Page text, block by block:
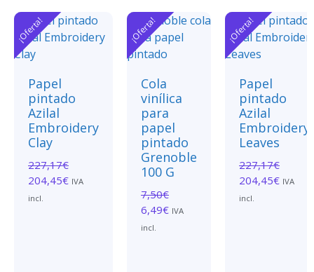
¡Oferta!
Papel
pintado
Azilal
Embroidery
Clay
227,17€
204,45€ IVA
incl.
¡Oferta!
Cola
vinílica
para
papel
pintado
Grenoble
100 G
7,50€
6,49€ IVA
incl.
¡Oferta!
Papel
pintado
Azilal
Embroidery
Leaves
227,17€
204,45€ IVA
incl.